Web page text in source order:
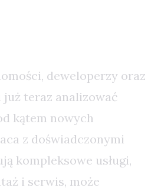
deweloperzy oraz
teraz analizować
kątem nowych
z doświadczonymi
kompleksowe usługi,
i serwis, może